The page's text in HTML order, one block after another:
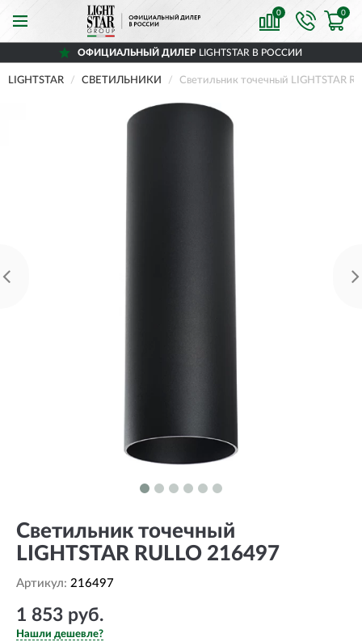
0 0
ОФИЦИАЛЬНЫЙ ДИЛЕРLIGHTSTAR В РОССИИ
LIGHTSTAR СВЕТИЛЬНИКИ Светильник точечный LIGHTSTAR
Светильник точечный
LIGHTSTAR RULLO 216497
Артикул: 216497
1 853 руб.
Нашли дешевле?